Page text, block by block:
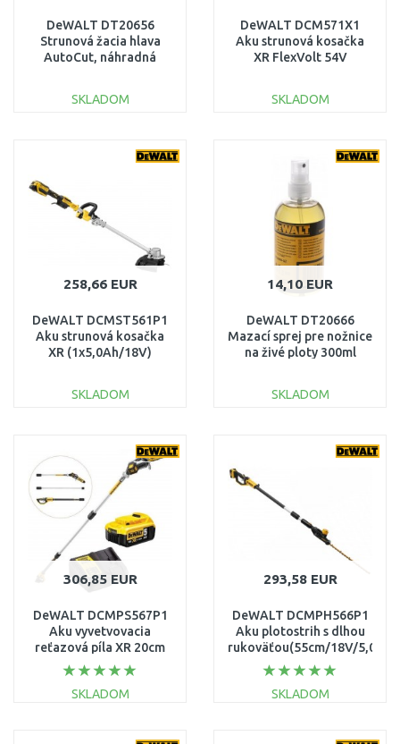
DeWALT DT20656
Strunová žacia hlava
AutoCut, náhradná
SKLADOM
DeWALT DCM571X1
Aku strunová kosačka
XR FlexVolt 54V
SKLADOM
Porovnať
258,66 EUR
DeWALT DCMST561P1
Aku strunová kosačka
XR (1x5,0Ah/18V)
SKLADOM
Porovnať
14,10 EUR
DeWALT DT20666
Mazací sprej pre nožnice
na živé ploty 300ml
SKLADOM
306,85 EUR
DeWALT DCMPS567P1
Aku vyvetvovacia
reťazová píla XR 20cm
(1x5,0Ah/18V)
SKLADOM
293,58 EUR
DeWALT DCMPH566P1
Aku plotostrih s dlhou
rukoväťou(55cm/18V/5,0Ah)
SKLADOM